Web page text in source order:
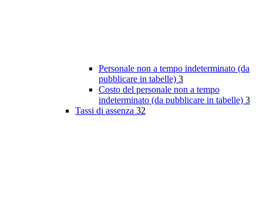
Personale non a tempo indeterminato (da
pubblicare in tabelle) 3
Costo del personale non a tempo
indeterminato (da pubblicare in tabelle) 3
Tassi di assenza 32